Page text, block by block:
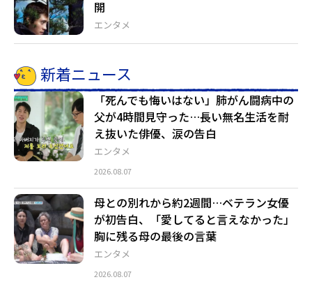
エンタメ
開
新着ニュース
エンタメ
「死んでも悔いはない」肺がん闘病中の
父が4時間見守った…長い無名生活を耐
え抜いた俳優、涙の告白
2026.08.07
エンタメ
母との別れから約2週間…ベテラン女優
が初告白、「愛してると言えなかった」
胸に残る母の最後の言葉
2026.08.07